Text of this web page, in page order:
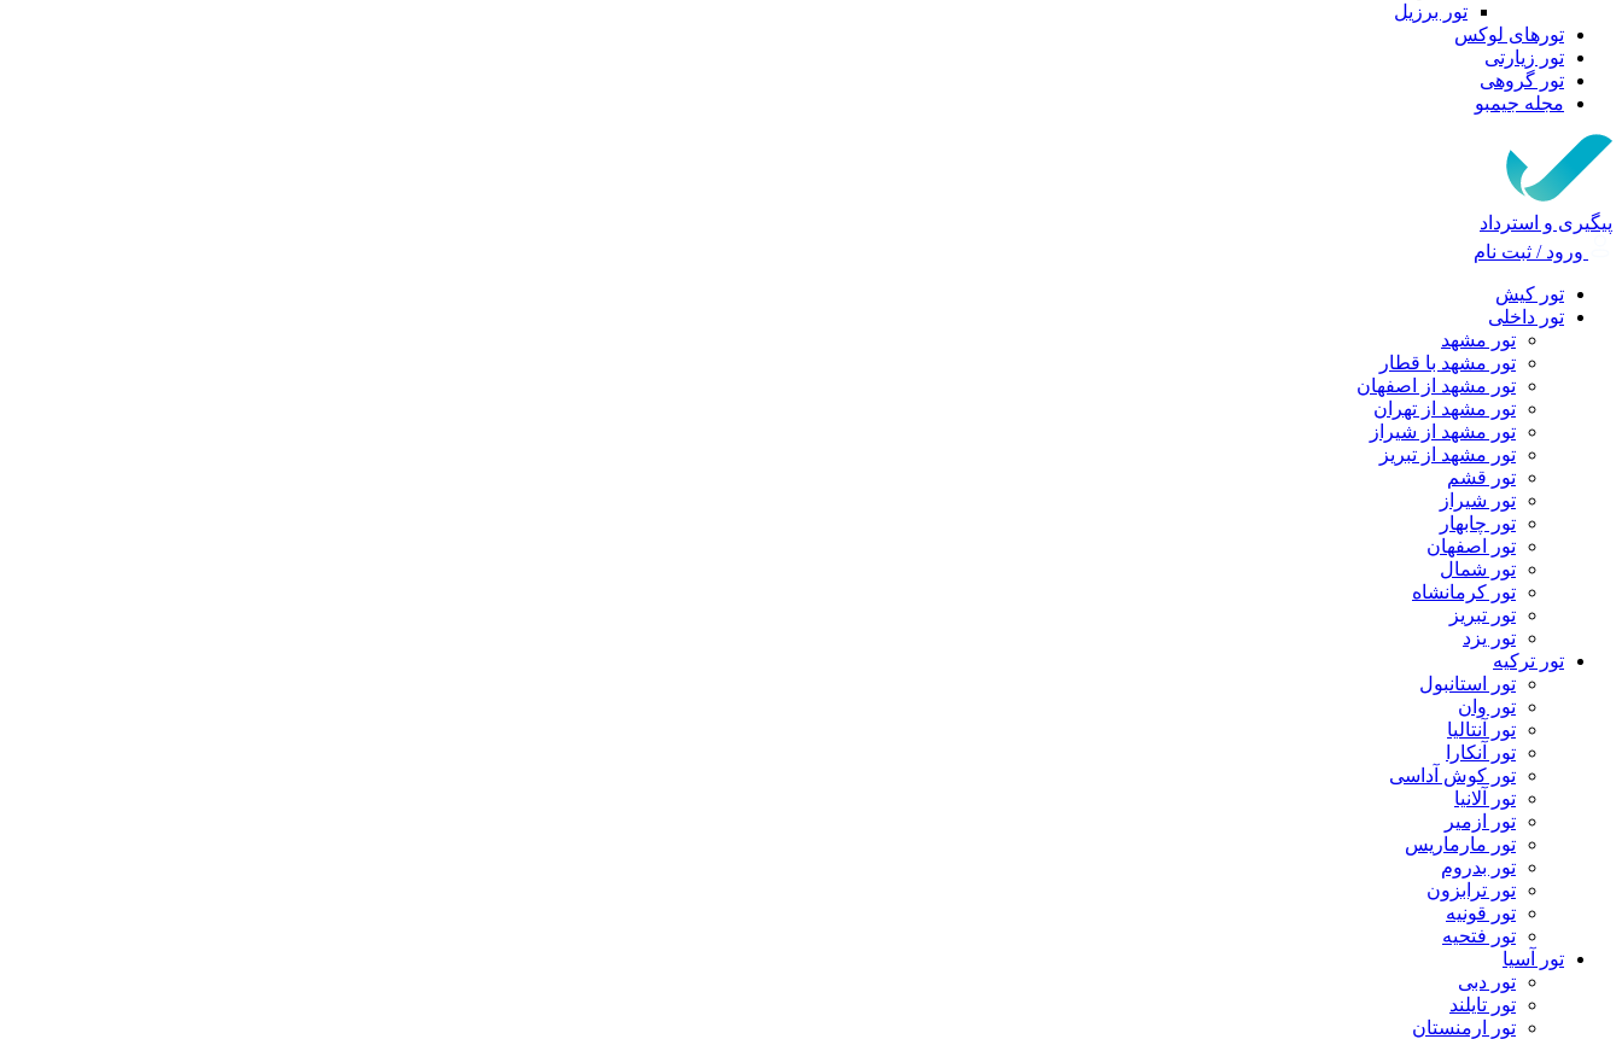
تور برزیل
تورهای لوکس
تور زیارتی
تور گروهی
مجله جیمبو
پیگیری و استرداد
ورود / ثبت نام
تور کیش
تور داخلی
تور مشهد
تور مشهد با قطار
تور مشهد از اصفهان
تور مشهد از تهران
تور مشهد از شیراز
تور مشهد از تبریز
تور قشم
تور شیراز
تور چابهار
تور اصفهان
تور شمال
تور کرمانشاه
تور تبریز
تور یزد
تور ترکیه
تور استانبول
تور وان
تور آنتالیا
تور آنکارا
تور کوش آداسی
تور آلانیا
تور ازمیر
تور مارماریس
تور بدروم
تور ترابزون
تور قونیه
تور فتحیه
تور آسیا
تور دبی
تور تایلند
تور ارمنستان